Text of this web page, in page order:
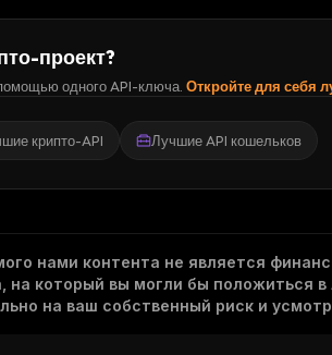
проект?
одного API-ключа. Откройте для себя
крипто-API Лучшие API кошельков
нами контента не является
который вы могли бы положиться
на ваш собственный риск и